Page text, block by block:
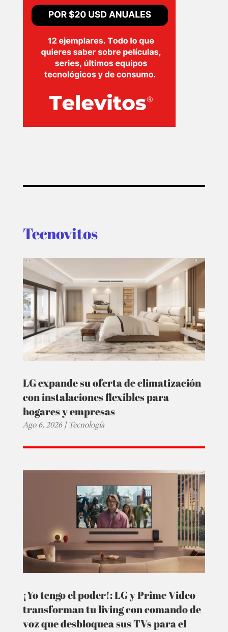
T-
PLUS
EVENTOS
Tecnovitos
LG expande su oferta de climatización
con instalaciones flexibles para
hogares y empresas
Ago 6, 2026|Tecnología
¡Yo tengo el poder!: LG y Prime Video
transforman tu living con comando de
voz que desbloquea sus TVs para el